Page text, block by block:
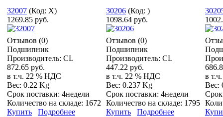
32007 (Код: X)
1269.85 руб.
Отзывов (0)
Подшипник
Производитель: CL
872.65 руб.
в т.ч. 22 % НДС
Вес: 0.22 Kg
Срок поставки: 4недели
Количество на складе: 1672
Купить
Подробнее
30206 (Код: )
1098.64 руб.
Отзывов (0)
Подшипник
Производитель: CL
447.22 руб.
в т.ч. 22 % НДС
Вес: 0.237 Kg
Срок поставки: 4недели
Количество на складе: 1795
Купить
Подробнее
в
Вес: